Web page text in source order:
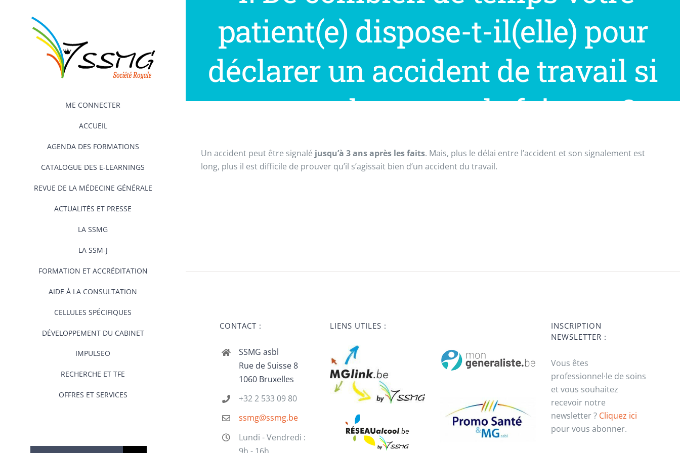
ME CONNECTER
ACCUEIL
AGENDA DES FORMATIONS
CATALOGUE DES E-LEARNINGS
REVUE DE LA MÉDECINE GÉNÉRALE
ACTUALITÉS ET PRESSE
LA SSMG
LA SSM-J
FORMATION ET ACCRÉDITATION
AIDE À LA CONSULTATION
CELLULES SPÉCIFIQUES
DÉVELOPPEMENT DU CABINET
IMPULSEO
RECHERCHE ET TFE
OFFRES ET SERVICES
patient(e) dispose-t-il(elle) pour
déclarer un accident de travail si
son employeur ne le fait pas ?
Un accident peut être signalé jusqu’à 3 ans après les faits. Mais, plus le délai entre l’accident et son signalement est
long, plus il est difficile de prouver qu’il s’agissait bien d’un accident du travail.
CONTACT :
SSMG asbl
Rue de Suisse 8
1060 Bruxelles
+32 2 533 09 80
ssmg@ssmg.be
Lundi - Vendredi :
9h - 16h
LIENS UTILES :
INSCRIPTION
NEWSLETTER :
Vous êtes
professionnel·le de soins
et vous souhaitez
recevoir notre
newsletter ? Cliquez ici
pour vous abonner.